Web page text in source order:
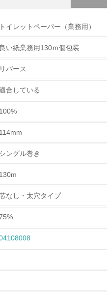
に検証して次の活動に活かして
分の業務の中で行うべき環境対
ムを導入している
トイレットペーパー（業務用）
良い紙業務用130ｍ個包装
リバース
合している
100%
114mm
シングル巻き
130m
なし・太穴タイプ